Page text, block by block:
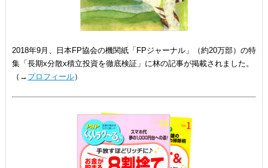
2018年9月、日本FP協会の機関紙「FPジャーナル」（約20万部）の特
集「長期x分散x積立投資を徹底検証」に林の記事が掲載されました。
（→ プロフィール）